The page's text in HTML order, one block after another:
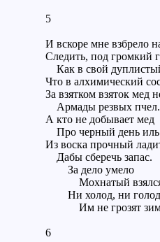
5
И вскоре мне взбрело
Следить, под громкий
Как в свой
Что в алхимический
За взятком взяток мед
Армады резвых пчел.
А кто не добывает мед
Про черный день иль
Из воска прочный
Дабы сберечь запас.
За дело умело
Мохнатый взялся
Ни холод, ни голод
Им не грозят
6